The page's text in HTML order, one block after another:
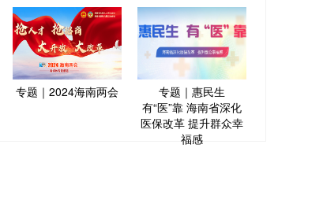
专题｜2024海南两会
专题｜惠民生
有“医”靠 海南省深化
医保改革 提升群众幸
福感